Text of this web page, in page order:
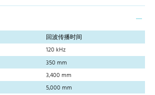
回波传播时间
120 kHz
350 mm
3,400 mm
5,000 mm